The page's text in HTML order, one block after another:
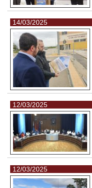
14/03/2025
12/03/2025
12/03/2025